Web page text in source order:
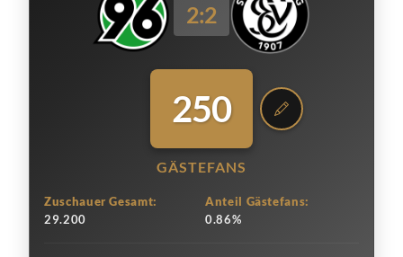
2:2
250
GÄSTEFANS
Zuschauer Gesamt:
29.200
Anteil Gästefans:
0.86%